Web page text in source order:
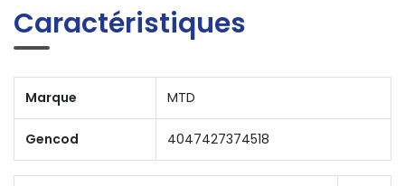
Caractéristiques
Marque MTD
Gencod 4047427374518